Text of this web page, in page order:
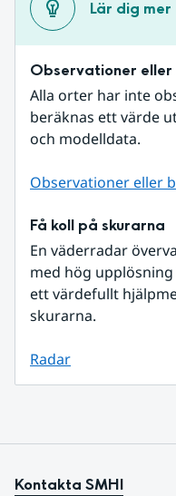
Lär dig mer
Observationer
Alla orter har inte
beräknas ett värde
och modelldata.
Observationer eller
Få koll på skurarna
En väderradar
med hög
ett värdefullt
skurarna.
Radar
Kontakta SMHI